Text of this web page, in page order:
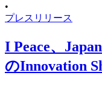
I Peace、
のInnovation
•
プレスリリース